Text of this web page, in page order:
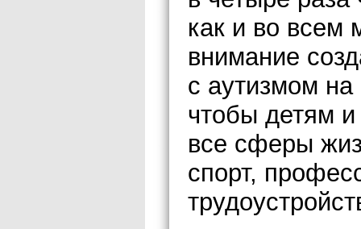
как и во всем
внимание
с аутизмом
чтобы детям
все сферы
спорт,